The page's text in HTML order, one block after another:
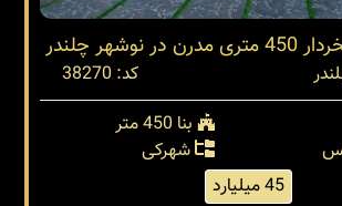
چلندر
کد: 38270
بنا 450 متر
شهرکی
45 میلیارد